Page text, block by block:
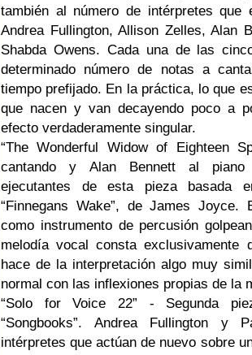
también al número de intérpretes que
Andrea Fullington, Allison Zelles, Alan
Shabda Owens. Cada una de las
determinado número de notas a
tiempo prefijado. En la práctica, lo que
que nacen y van decayendo poco a
efecto verdaderamente singular.
“The Wonderful Widow of Eighteen
cantando y Alan Bennett al
ejecutantes de esta pieza basada
“Finnegans Wake”, de James Joyce.
como instrumento de percusión
melodía vocal consta exclusivamente
hace de la interpretación algo muy
normal con las inflexiones propias de la
“Solo for Voice 22” - Segunda
“Songbooks”. Andrea Fullington y
intérpretes que actúan de nuevo sobre